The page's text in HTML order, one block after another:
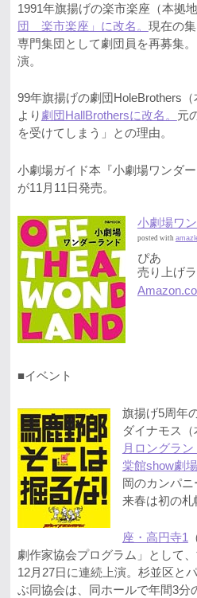
1991年旗揚げの楽市楽座（本拠
団 楽市楽座」に改名。 現在の
専門集団として劇団員を再募集
演。
99年旗揚げの劇団HoleBrothers
より 劇団HallBrothersに改名。 元
を受けてしまう」との理由。
小劇場ガイド本『小劇場ワンダ
が11月11日発売。
小劇場ワ
posted with
ぴあ
売り上げ
■イベント
旗揚げ5周年
ダイナモス（
月ロングラ
棠館show劇
岡のカンパニ
来春は初の札
座・高円寺1
劇作家協会プログラム」として
12月27日に連続上演。杉並区と
ぶ同協会は、同ホールで年間3分